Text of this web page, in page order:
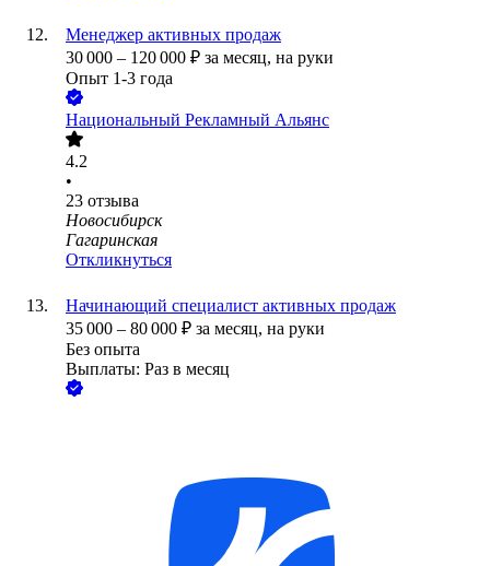
Менеджер активных продаж
30 000 – 120 000 ₽ за месяц, на руки
Опыт 1-3 года
Национальный Рекламный Альянс
4.2
•
23 отзыва
Новосибирск
Гагаринская
Откликнуться
Начинающий специалист активных продаж
35 000 – 80 000 ₽ за месяц, на руки
Без опыта
Выплаты: Раз в месяц